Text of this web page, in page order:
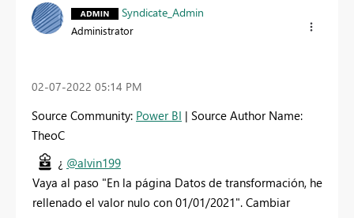
Syndicate_Admin
Administrator
‎02-07-2022 05:14 PM
Source Community: Power BI | Source Author Name:
TheoC
¿ @alvin199
Vaya al paso "En la página Datos de transformación, he
rellenado el valor nulo con 01/01/2021". Cambiar